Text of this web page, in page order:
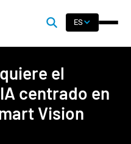
ES
el
centrado en
Vision